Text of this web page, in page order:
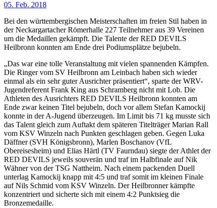
05. Feb. 2018
Bei den württembergischen Meisterschaften im freien Stil haben in
der Neckargartacher Römerhalle 227 Teilnehmer aus 39 Vereinen
um die Medaillen gekämpft. Die Talente der RED DEVILS
Heilbronn konnten am Ende drei Podiumsplätze bejubeln.
„Das war eine tolle Veranstaltung mit vielen spannenden Kämpfen.
Die Ringer vom SV Heilbronn am Leinbach haben sich wieder
einmal als ein sehr guter Ausrichter präsentiert“, sparte der WRV-
Jugendreferent Frank King aus Schramberg nicht mit Lob. Die
Athleten des Ausrichters RED DEVILS Heilbronn konnten am
Ende zwar keinen Titel bejubeln, doch vor allem Stefan Kamockij
konnte in der A-Jugend überzeugen. Im Limit bis 71 kg musste sich
das Talent gleich zum Auftakt dem späteren Titelträger Marian Rall
vom KSV Winzeln nach Punkten geschlagen geben. Gegen Luka
Däffner (SVH Königsbronn), Marlen Boschanov (VfL
Obereisesheim) und Elias Härtl (TV Faurndau) siegte der Athlet der
RED DEVILS jeweils souverän und traf im Halbfinale auf Nik
Wähner von der TSG Nattheim. Nach einem packenden Duell
unterlag Kamockij knapp mit 4:5 und traf somit im kleinen Finale
auf Nils Schmid vom KSV Winzeln. Der Heilbronner kämpfte
konzentriert und sicherte sich mit einem 4:2 Punktsieg die
Bronzemedaille.